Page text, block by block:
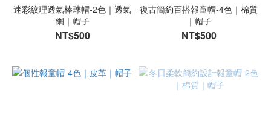
迷彩紋理透氣棒球帽-2色｜透氣
網｜帽子
NT$500
復古簡約百搭報童帽-4色｜棉質
｜帽子
NT$500